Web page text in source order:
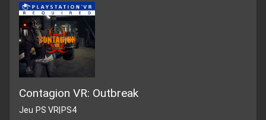
Contagion VR: Outbreak
Jeu PS VR PS4